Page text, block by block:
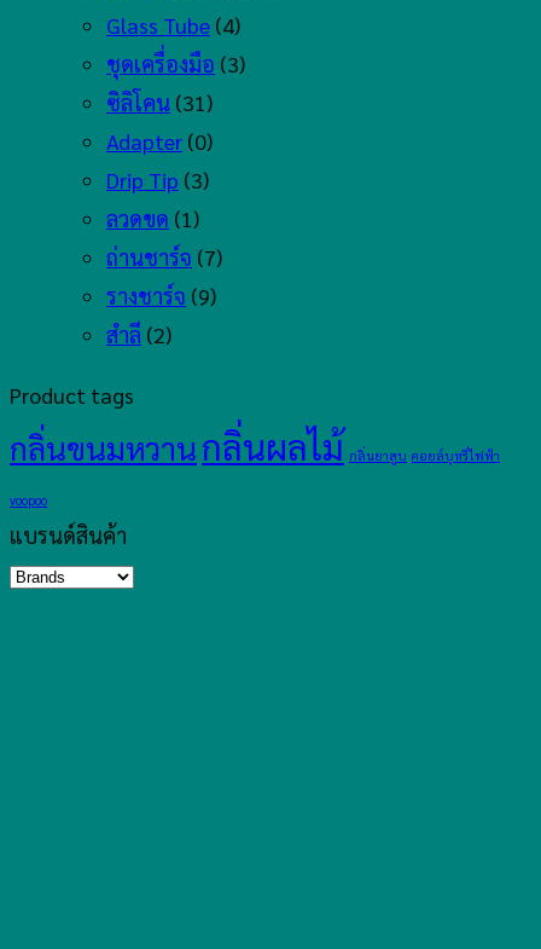
Glass Tube (4)
ชุดเครื่องมือ (3)
ซิลิโคน (31)
Adapter (0)
Drip Tip (3)
ลวดขด (1)
ถ่านชาร์จ (7)
รางชาร์จ (9)
สำลี (2)
Product tags
กลิ่นขนมหวานกลิ่นผลไม้ กลิ่นยาสูบ คอยล์บุหรี่ไฟฟ้า
voopoo
แบรนด์สินค้า